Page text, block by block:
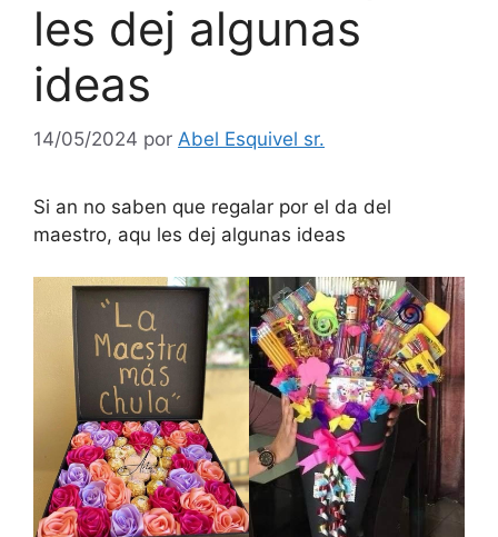
les dej algunas
ideas
14/05/2024 por Abel Esquivel sr.
Si an no saben que regalar por el da del
maestro, aqu les dej algunas ideas